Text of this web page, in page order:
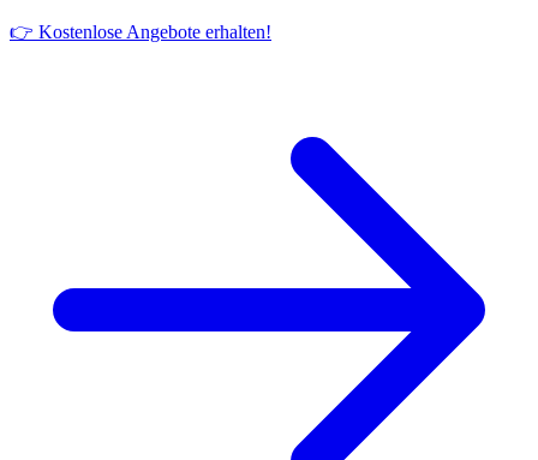
👉 Kostenlose Angebote erhalten!